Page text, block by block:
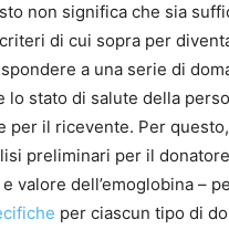
non significa che sia
di cui sopra per
a una serie di
lo stato di salute della
per il ricevente. Per
preliminari per il
valore dell’emoglobina –
per ciascun tipo di